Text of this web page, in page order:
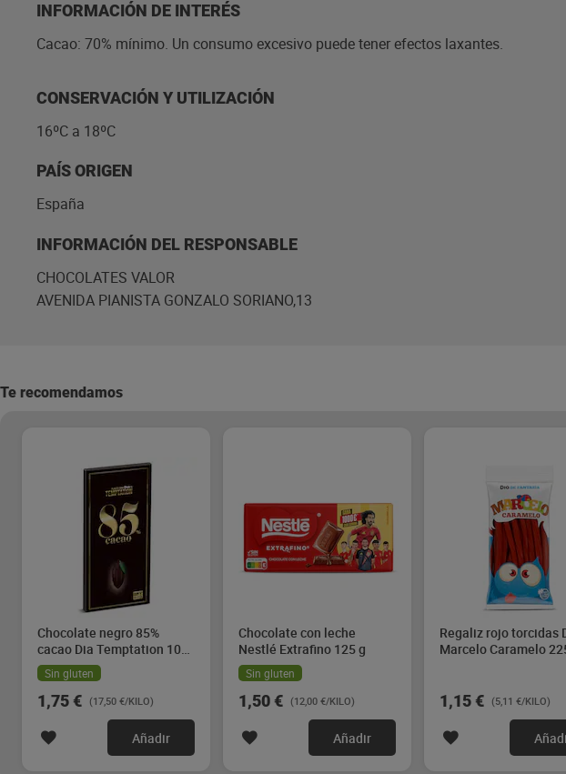
INFORMACIÓN DE INTERÉS
Cacao: 70% mínimo. Un consumo excesivo puede tener efectos laxantes.
CONSERVACIÓN Y UTILIZACIÓN
16ºC a 18ºC
PAÍS ORIGEN
España
INFORMACIÓN DEL RESPONSABLE
CHOCOLATES VALOR
AVENIDA PIANISTA GONZALO SORIANO,13
Te recomendamos
Chocolate negro 85%
cacao Dia Temptation 100
gSin gluten
1,75 € (17,50 €/KILO)
Añadir
Chocolate con leche
Nestlé Extrafino 125 g
Sin gluten
1,50 € (12,00 €/KILO)
Añadir
Regaliz rojo torcidas
Marcelo Caramelo
1,15 € (5,11 €/KILO)